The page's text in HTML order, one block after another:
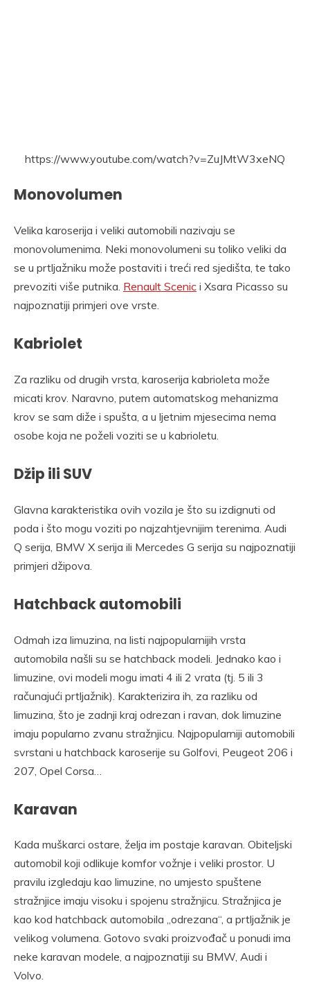
https://www.youtube.com/watch?v=ZuJMtW3xeNQ
Monovolumen
Velika karoserija i veliki automobili nazivaju se
monovolumenima. Neki monovolumeni su toliko veliki da
se u prtljažniku može postaviti i treći red sjedišta, te tako
prevoziti više putnika. Renault Scenic i Xsara Picasso su
najpoznatiji primjeri ove vrste.
Kabriolet
Za razliku od drugih vrsta, karoserija kabrioleta može
micati krov. Naravno, putem automatskog mehanizma
krov se sam diže i spušta, a u ljetnim mjesecima nema
osobe koja ne poželi voziti se u kabrioletu.
Džip ili SUV
Glavna karakteristika ovih vozila je što su izdignuti od
poda i što mogu voziti po najzahtjevnijim terenima. Audi
Q serija, BMW X serija ili Mercedes G serija su najpoznatiji
primjeri džipova.
Hatchback automobili
Odmah iza limuzina, na listi najpopularnijih vrsta
automobila našli su se hatchback modeli. Jednako kao i
limuzine, ovi modeli mogu imati 4 ili 2 vrata (tj. 5 ili 3
računajući prtljažnik). Karakterizira ih, za razliku od
limuzina, što je zadnji kraj odrezan i ravan, dok limuzine
imaju popularno zvanu stražnjicu. Najpopularniji automobili
svrstani u hatchback karoserije su Golfovi, Peugeot 206 i
207, Opel Corsa…
Karavan
Kada muškarci ostare, želja im postaje karavan. Obiteljski
automobil koji odlikuje komfor vožnje i veliki prostor. U
pravilu izgledaju kao limuzine, no umjesto spuštene
stražnjice imaju visoku i spojenu stražnjicu. Stražnjica je
kao kod hatchback automobila „odrezana“, a prtljažnik je
velikog volumena. Gotovo svaki proizvođač u ponudi ima
neke karavan modele, a najpoznatiji su BMW, Audi i
Volvo.